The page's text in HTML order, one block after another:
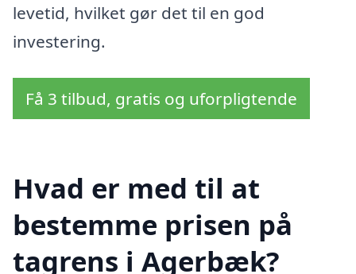
levetid, hvilket gør det til en god
investering.
Få 3 tilbud, gratis og uforpligtende
Hvad er med til at
bestemme prisen på
tagrens i Agerbæk?